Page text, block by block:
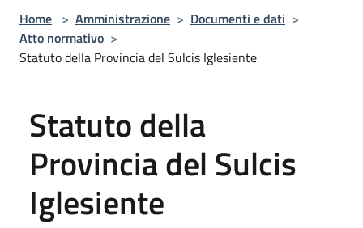
Home > Amministrazione > Documenti e dati >
Atto normativo >
Statuto della Provincia del Sulcis Iglesiente
Statuto della
Provincia del Sulcis
Iglesiente